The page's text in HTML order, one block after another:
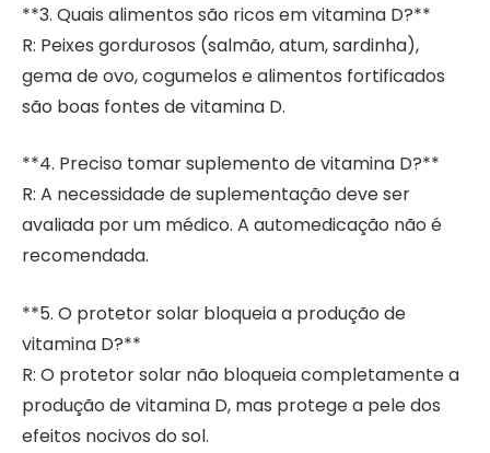
**3. Quais alimentos são ricos em vitamina D?**
R: Peixes gordurosos (salmão, atum, sardinha),
gema de ovo, cogumelos e alimentos fortificados
são boas fontes de vitamina D.
**4. Preciso tomar suplemento de vitamina D?**
R: A necessidade de suplementação deve ser
avaliada por um médico. A automedicação não é
recomendada.
**5. O protetor solar bloqueia a produção de
vitamina D?**
R: O protetor solar não bloqueia completamente a
produção de vitamina D, mas protege a pele dos
efeitos nocivos do sol.